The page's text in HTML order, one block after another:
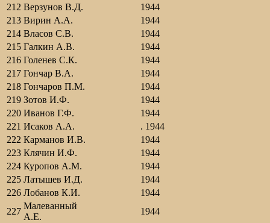
212 Верзунов В.Д.
1944
213 Вирин А.А.
1944
214 Власов С.В.
1944
215 Галкин А.В.
1944
216 Голенев С.К.
1944
217 Гончар В.А.
1944
218 Гончаров П.М.
1944
219 Зотов И.Ф.
1944
220 Иванов Г.Ф.
1944
221 Исаков А.А.
. 1944
222 Карманов И.В.
1944
223 Клячин И.Ф.
1944
224 Куропов А.М.
1944
225 Латышев И.Д.
1944
226 Лобанов К.И.
1944
227
Малеванный
А.Е.
1944